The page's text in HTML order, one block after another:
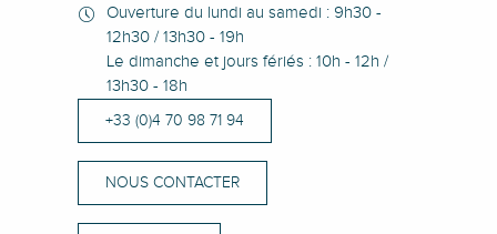
Ouverture du lundi au samedi : 9h30 -
12h30 / 13h30 - 19h
Le dimanche et jours fériés : 10h - 12h /
13h30 - 18h
+33 (0)4 70 98 71 94
NOUS CONTACTER